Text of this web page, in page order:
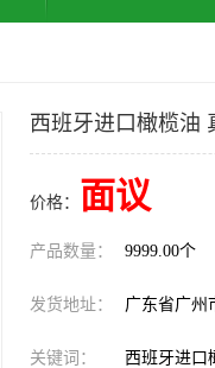
西班牙进口橄榄油
价格： 面议
产品数量： 9999.00个
发货地址： 广东省广州
关键词： 西班牙进口